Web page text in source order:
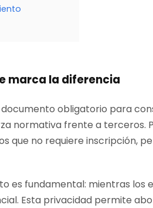
marca la diferencia
documento obligatorio para
normativa frente a terceros.
que no requiere inscripción,
es fundamental: mientras los
Esta privacidad permite